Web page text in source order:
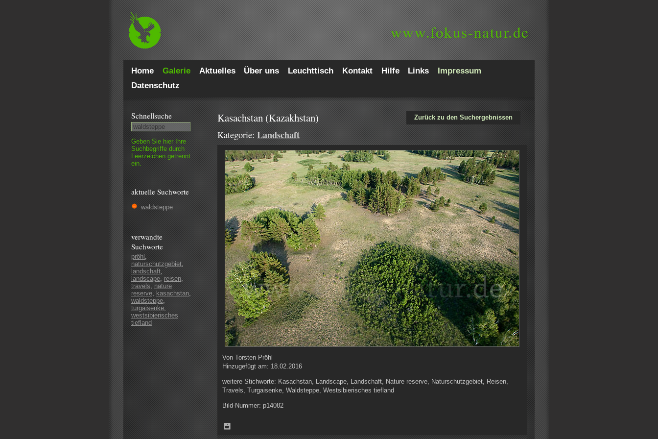
www.fokus-natur.de
Home Galerie Aktuelles Über uns Leuchttisch Kontakt Hilfe Links
Impressum
Datenschutz
Schnell­suche
Geben Sie hier Ihre
Such­begriffe durch
Leer­zeichen getrennt
ein.
aktuelle Suchworte
waldsteppe
verwandte
Suchworte
pröhl ,
naturschutzgebiet,
landschaft,
landscape, reisen,
travels, nature
reserve, kasachstan,
waldsteppe,
turgaisenke,
westsibierisches
tiefland
Zurück zu den Suchergebnissen
Kasachstan (Kazakhstan)
Kategorie:Landschaft
VonTorsten Pröhl
Hinzugefügt am: 18.02.2016
weitere Stichworte: Kasachstan, Landscape, Landschaft, Nature reserve, Naturschutzgebiet, Reisen,
Travels, Turgaisenke, Waldsteppe, Westsibierisches tiefland
Bild-Nummer: p14082